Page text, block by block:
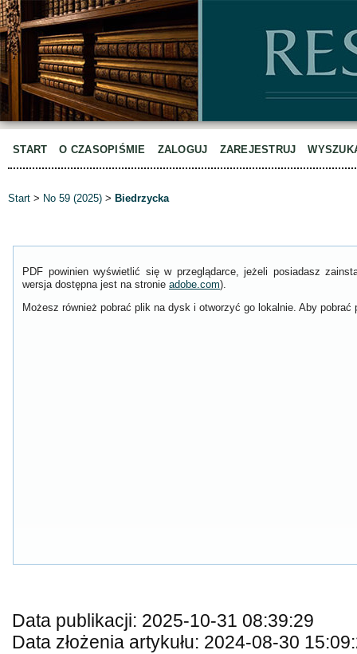
START O CZASOPIŚMIE ZALOGUJ ZAREJESTRUJ
Start > No 59 (2025) > Biedrzycka
PDF powinien wyświetlić się w przeglądarce, jeżeli posiadasz
wersja dostępna jest na stronie adobe.com).
Możesz również pobrać plik na dysk i otworzyć go lokalnie. Aby
Data publikacji: 2025-10-31 08:39:29
Data złożenia artykułu: 2024-08-30